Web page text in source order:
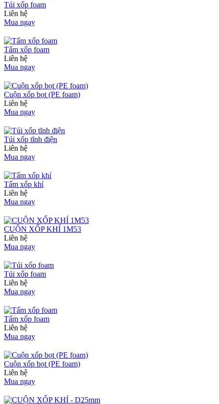
Túi xốp foam
Liên hệ
Mua ngay
Tấm xốp foam
Liên hệ
Mua ngay
Cuộn xốp bọt (PE foam)
Liên hệ
Mua ngay
Túi xốp tĩnh điện
Liên hệ
Mua ngay
Tấm xốp khí
Liên hệ
Mua ngay
CUỘN XỐP KHÍ 1M53
Liên hệ
Mua ngay
Túi xốp foam
Liên hệ
Mua ngay
Tấm xốp foam
Liên hệ
Mua ngay
Cuộn xốp bọt (PE foam)
Liên hệ
Mua ngay